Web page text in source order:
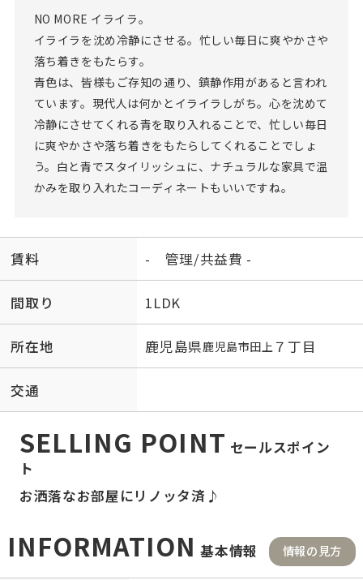
NO MORE イライラ。
イライラを沈め冷静にさせる。忙しい毎日に爽やかさや
落ち着きをもたらす。
青色は、皆様もご存知の通り、鎮静作用があると言われ
ています。現代人は何かとイライラしがち。心を沈めて
冷静にさせてくれる青を取り入れることで、忙しい毎日
に爽やかさや落ち着きをもたらしてくれることでしょ
う。白と青でスタイリッシュに、ナチュラルな家具で温
かみを取り入れたコーディネートもいいですね。
賃料 - 管理/共益費 -
間取り 1LDK
所在地 鹿児島県鹿児島市田上 ７丁目
交通
SELLING POINT セールスポイン
ト
お洒落なお部屋にリノッタ済♪
INFORMATION 基本情報 情報の見方